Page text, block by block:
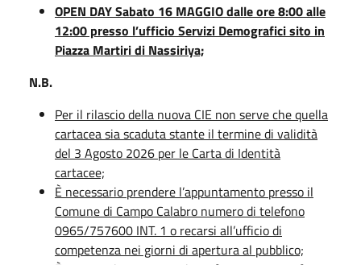
OPEN DAY Sabato 16 MAGGIO dalle ore 8:00 alle
12:00 presso l’ufficio Servizi Demografici sito in
Piazza Martiri di Nassiriya;
N.B.
Per il rilascio della nuova CIE non serve che quella
cartacea sia scaduta stante il termine di validità
del 3 Agosto 2026 per le Carta di Identità
cartacee;
È necessario prendere l’appuntamento presso il
Comune di Campo Calabro numero di telefono
0965/757600 INT. 1 o recarsi all’ufficio di
competenza nei giorni di apertura al pubblico;